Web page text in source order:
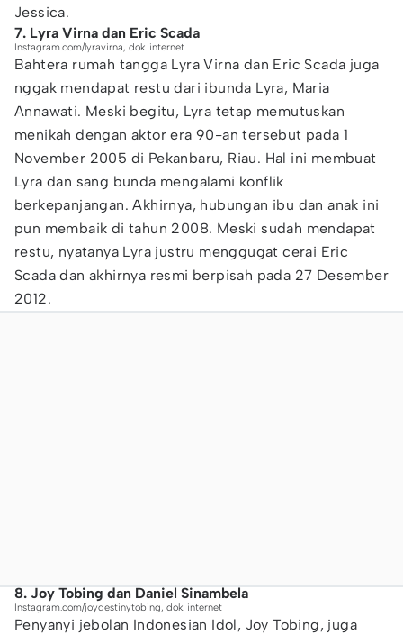
Jessica.
7. Lyra Virna dan Eric Scada
Instagram.com/lyravirna, dok. internet
Bahtera rumah tangga Lyra Virna dan Eric Scada juga
nggak mendapat restu dari ibunda Lyra, Maria
Annawati. Meski begitu, Lyra tetap memutuskan
menikah dengan aktor era 90-an tersebut pada 1
November 2005 di Pekanbaru, Riau. Hal ini membuat
Lyra dan sang bunda mengalami konflik
berkepanjangan. Akhirnya, hubungan ibu dan anak ini
pun membaik di tahun 2008. Meski sudah mendapat
restu, nyatanya Lyra justru menggugat cerai Eric
Scada dan akhirnya resmi berpisah pada 27 Desember
2012.
8. Joy Tobing dan Daniel Sinambela
Instagram.com/joydestinytobing, dok. internet
Penyanyi jebolan Indonesian Idol, Joy Tobing, juga